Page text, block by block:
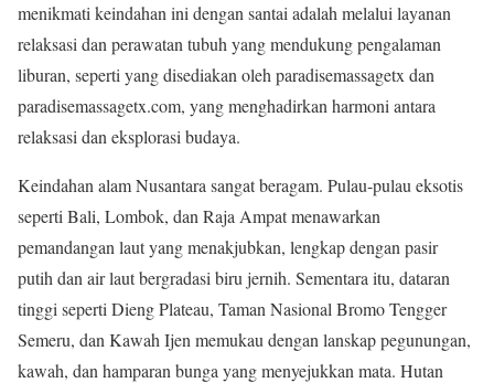
menikmati keindahan ini dengan santai adalah melalui layanan
relaksasi dan perawatan tubuh yang mendukung pengalaman
liburan, seperti yang disediakan oleh paradisemassagetx dan
paradisemassagetx.com, yang menghadirkan harmoni antara
relaksasi dan eksplorasi budaya.
Keindahan alam Nusantara sangat beragam. Pulau-pulau eksotis
seperti Bali, Lombok, dan Raja Ampat menawarkan
pemandangan laut yang menakjubkan, lengkap dengan pasir
putih dan air laut bergradasi biru jernih. Sementara itu, dataran
tinggi seperti Dieng Plateau, Taman Nasional Bromo Tengger
Semeru, dan Kawah Ijen memukau dengan lanskap pegunungan,
kawah, dan hamparan bunga yang menyejukkan mata. Hutan